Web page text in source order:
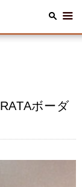
ボーダ